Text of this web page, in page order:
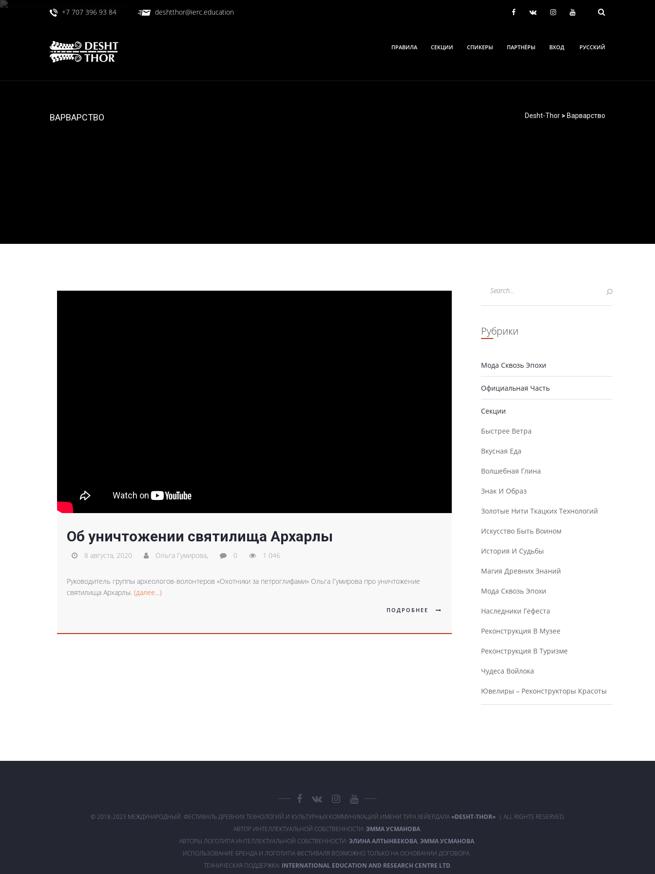
+7 707 396 93 84 deshtthor@ierc.education
ПРАВИЛА СЕКЦИИ СПИКЕРЫ ПАРТНЁРЫ ВХОД РУССКИЙ
ВАРВАРСТВО Desht-Thor > Варварство
Об уничтожении святилища Архарлы
8 августа, 2020 Ольга Гумирова, 0 1 046
Руководитель группы археологов-волонтеров «Охотники за петроглифами» Ольга Гумирова про уничтожение
святилища Архарлы. (далее…)
ПОДРОБНЕЕ
Рубрики
Мода Сквозь Эпохи
Официальная Часть
Секции
Быстрее Ветра
Вкусная Еда
Волшебная Глина
Знак И Образ
Золотые Нити Ткацких Технологий
Искусство Быть Воином
История И Судьбы
Магия Древних Знаний
Мода Сквозь Эпохи
Наследники Гефеста
Реконструкция В Музее
Реконструкция В Туризме
Чудеса Войлока
Ювелиры – Реконструкторы Красоты
© 2018-2023 МЕЖДУНАРОДНЫЙ ФЕСТИВАЛЬ ДРЕВНИХ ТЕХНОЛОГИЙ И КУЛЬТУРНЫХ КОММУНИКАЦИЙ ИМЕНИ ТУРА ХЕЙЕРДАЛА«DESHT-THOR»| ALL RIGHTS RESERVED.
АВТОР ИНТЕЛЛЕКТУАЛЬНОЙ СОБСТВЕННОСТИ: ЭММА УСМАНОВА.
АВТОРЫ ЛОГОТИПА ИНТЕЛЛЕКТУАЛЬНОЙ СОБСТВЕННОСТИ: ЭЛИНА АЛТЫНБЕКОВА, ЭММА УСМАНОВА.
ИСПОЛЬЗОВАНИЕ БРЕНДА И ЛОГОТИПА ФЕСТИВАЛЯ ВОЗМОЖНО ТОЛЬКО НА ОСНОВАНИИ ДОГОВОРА.
ТЕХНИЧЕСКАЯ ПОДДЕРЖКА: INTERNATIONAL EDUCATION AND RESEARCH CENTRE LTD.